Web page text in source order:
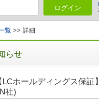
ログイン
覧 >> 詳細
らせ
LCホールディングス保
社)